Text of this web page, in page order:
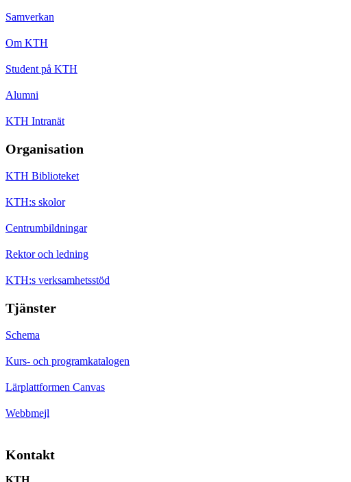
Samverkan
Om KTH
Student på KTH
Alumni
KTH Intranät
Organisation
KTH Biblioteket
KTH:s skolor
Centrumbildningar
Rektor och ledning
KTH:s verksamhetsstöd
Tjänster
Schema
Kurs- och programkatalogen
Lärplattformen Canvas
Webbmejl
Kontakt
KTH